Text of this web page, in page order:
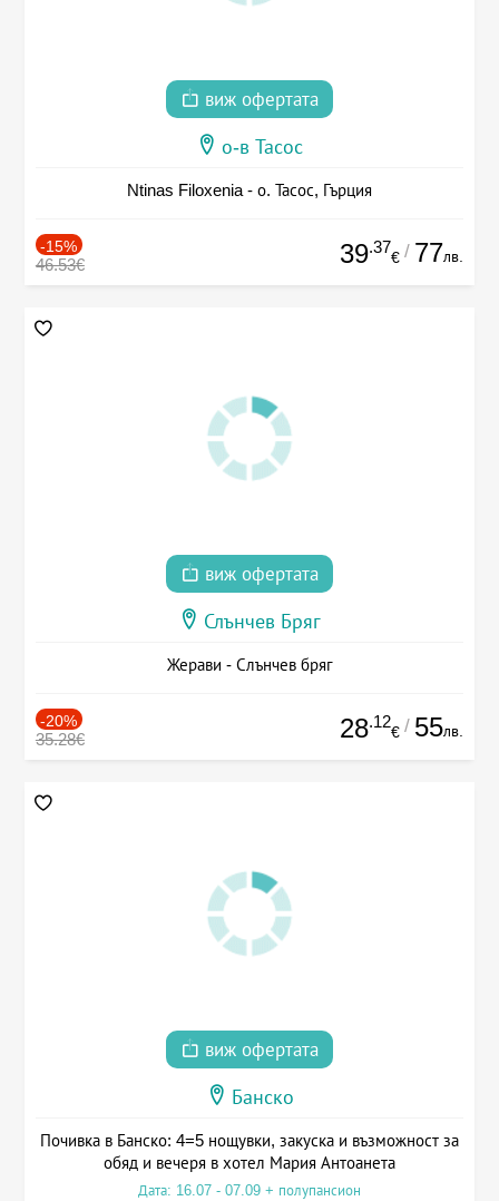
виж офертата
о-в Тасос
Ntinas Filoxenia - о. Тасос, Гърция
-15%
46.53€ 39.37
€ / 77лв.
виж офертата
Слънчев Бряг
Жерави - Слънчев бряг
-20%
35.28€ 28.12
€ / 55лв.
виж офертата
Банско
Почивка в Банско: 4=5 нощувки, закуска и възможност за
обяд и вечеря в хотел Мария Антоанета
Дата: 16.07 - 07.09 + полупансион